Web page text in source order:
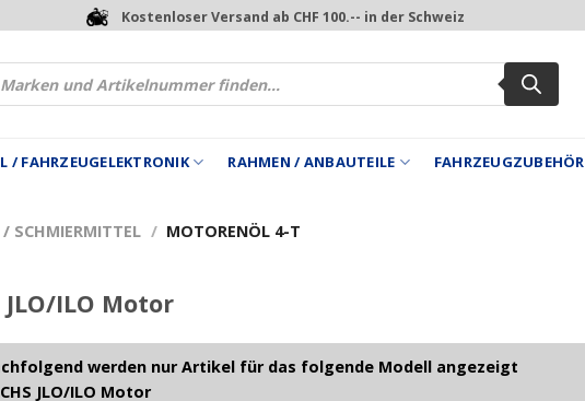
Kostenloser Versand ab CHF 100.-- in der Schweiz
/ FAHRZEUGELEKTRONIK RAHMEN / ANBAUTEILE FAHRZEUGZUBEHÖR
/ SCHMIERMITTEL / MOTORENÖL 4-T
JLO/ILO Motor
werden nur Artikel für das folgende Modell angezeigt
JLO/ILO Motor